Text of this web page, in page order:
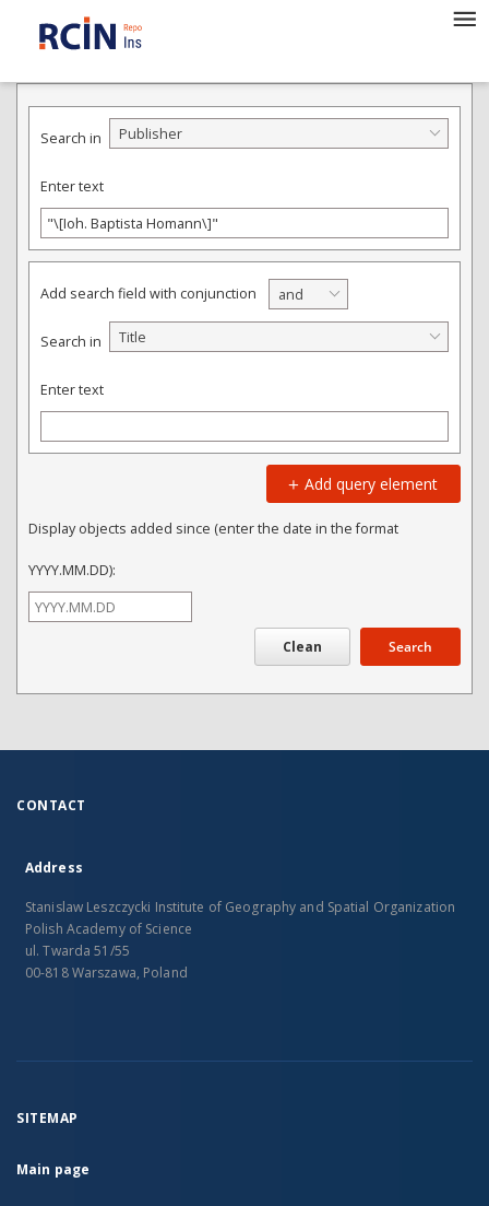
ADVANCED SEARCH
Search in Publisher
Enter text
Add search field with conjunction and
Search in Title
Enter text
Add query element
Display objects added since (enter the date in the format
YYYY.MM.DD):
Search
CONTACT
Address
Stanislaw Leszczycki Institute of Geography and Spatial Organization
Polish Academy of Science
ul. Twarda 51/55
00-818 Warszawa, Poland
SITEMAP
Main page